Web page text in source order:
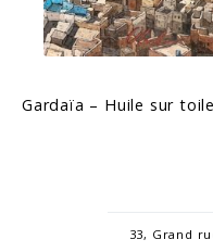
Gardaïa – Huile sur
33, Grand